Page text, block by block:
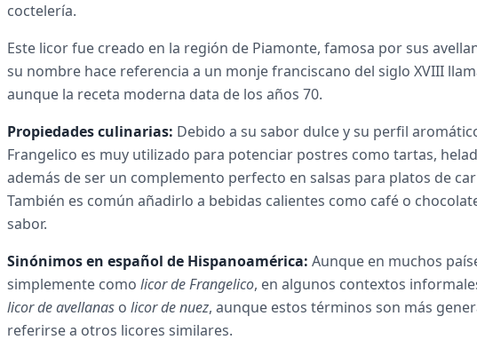
coctelería.
Este licor fue creado en la región de Piamonte, famosa por sus
su nombre hace referencia a un monje franciscano del siglo XVIII
aunque la receta moderna data de los años 70.
Propiedades culinarias: Debido a su sabor dulce y su perfil
Frangelico es muy utilizado para potenciar postres como tartas,
además de ser un complemento perfecto en salsas para platos de
También es común añadirlo a bebidas calientes como café o
sabor.
Sinónimos en español de Hispanoamérica: Aunque en muchos
simplemente como licor de Frangelico, en algunos contextos
licor de avellanaso licor de nuez, aunque estos términos son más
referirse a otros licores similares.